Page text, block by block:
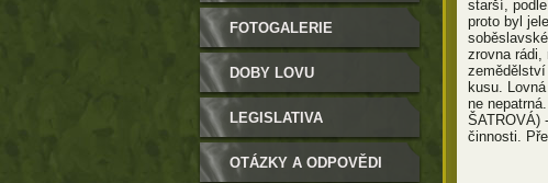
starší,
proto byl
zrovna rádi,
zemědělství
kusu.
ne
ŠATROVÁ)
činnosti.
FOTOGALERIE
DOBY LOVU
LEGISLATIVA
OTÁZKY A ODPOVĚDI